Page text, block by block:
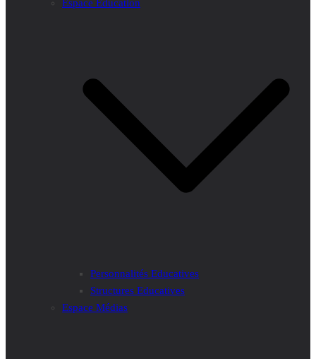
Espace Education
Personnalités Educatives
Structures Educatives
Espace Médias